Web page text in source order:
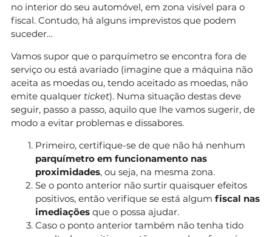
no interior do seu automóvel, em zona visível para o
fiscal. Contudo, há alguns imprevistos que podem
suceder…
Vamos supor que o parquímetro se encontra fora de
serviço ou está avariado (imagine que a máquina não
aceita as moedas ou, tendo aceitado as moedas, não
emite qualquer ticket). Numa situação destas deve
seguir, passo a passo, aquilo que lhe vamos sugerir, de
modo a evitar problemas e dissabores.
Primeiro, certifique-se de que não há nenhum
parquímetro em funcionamento nas
proximidades, ou seja, na mesma zona.
Se o ponto anterior não surtir quaisquer efeitos
positivos, então verifique se está algum fiscal nas
imediações que o possa ajudar.
Caso o ponto anterior também não tenha tido